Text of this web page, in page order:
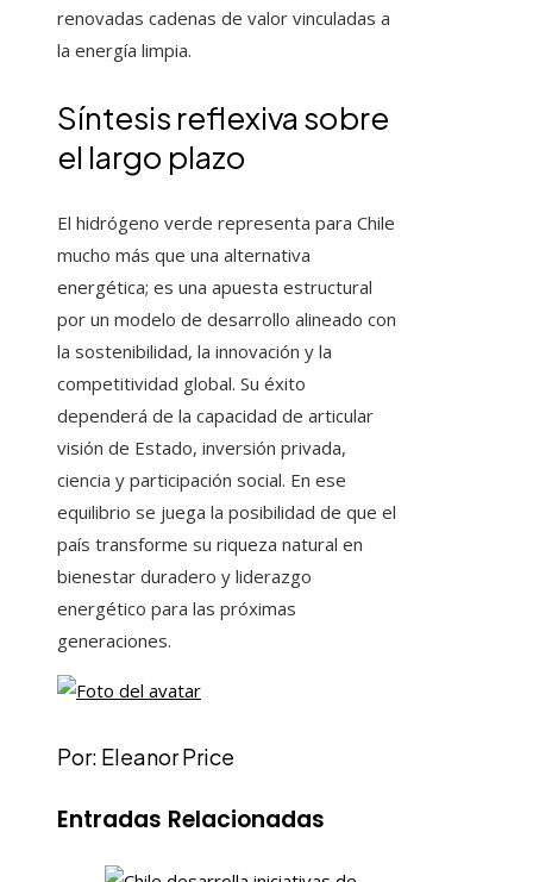
renovadas cadenas de valor vinculadas a
la energía limpia.
Síntesis reflexiva sobre
el largo plazo
El hidrógeno verde representa para Chile
mucho más que una alternativa
energética; es una apuesta estructural
por un modelo de desarrollo alineado con
la sostenibilidad, la innovación y la
competitividad global. Su éxito
dependerá de la capacidad de articular
visión de Estado, inversión privada,
ciencia y participación social. En ese
equilibrio se juega la posibilidad de que el
país transforme su riqueza natural en
bienestar duradero y liderazgo
energético para las próximas
generaciones.
Por: Eleanor Price
Entradas Relacionadas